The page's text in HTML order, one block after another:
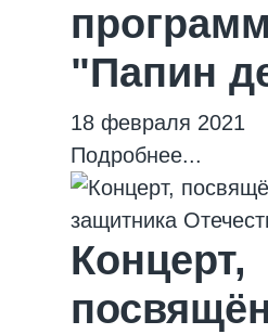
"Папин
18 февраля 2021
Подробнее...
Концерт,